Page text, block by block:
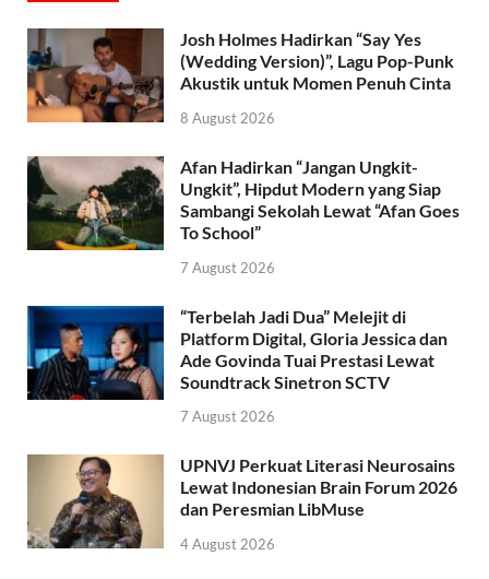
Josh Holmes Hadirkan “Say Yes
(Wedding Version)”, Lagu Pop-Punk
Akustik untuk Momen Penuh Cinta
8 August 2026
Afan Hadirkan “Jangan Ungkit-
Ungkit”, Hipdut Modern yang Siap
Sambangi Sekolah Lewat “Afan Goes
To School”
7 August 2026
“Terbelah Jadi Dua” Melejit di
Platform Digital, Gloria Jessica dan
Ade Govinda Tuai Prestasi Lewat
Soundtrack Sinetron SCTV
7 August 2026
UPNVJ Perkuat Literasi Neurosains
Lewat Indonesian Brain Forum 2026
dan Peresmian LibMuse
4 August 2026